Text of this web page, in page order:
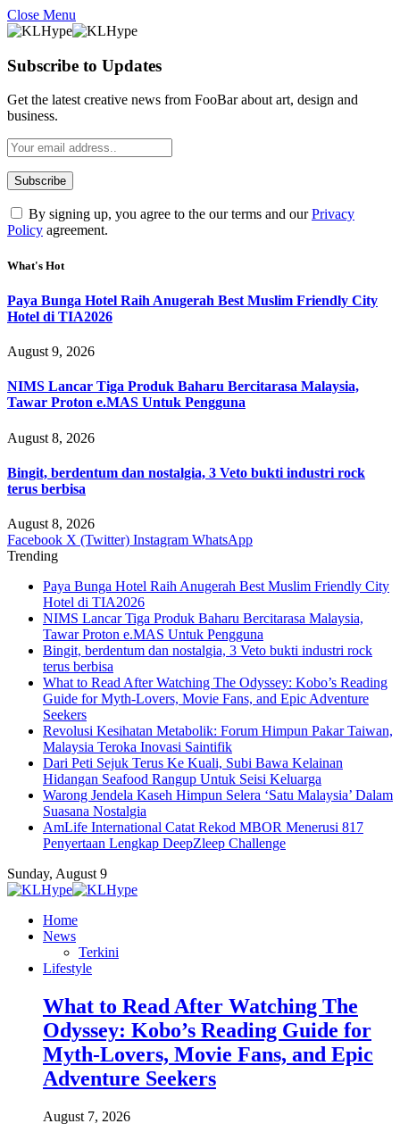
Close Menu
Subscribe to Updates
Get the latest creative news from FooBar about art, design and
business.
By signing up, you agree to the our terms and ourPrivacy
Policy agreement.
What's Hot
Paya Bunga Hotel Raih Anugerah Best Muslim Friendly City
Hotel di TIA2026
August 9, 2026
NIMS Lancar Tiga Produk Baharu Bercitarasa Malaysia,
Tawar Proton e.MAS Untuk Pengguna
August 8, 2026
Bingit, berdentum dan nostalgia, 3 Veto bukti industri rock
terus berbisa
August 8, 2026
Facebook X (Twitter) Instagram WhatsApp
Trending
Paya Bunga Hotel Raih Anugerah Best Muslim Friendly City
Hotel di TIA2026
NIMS Lancar Tiga Produk Baharu Bercitarasa Malaysia,
Tawar Proton e.MAS Untuk Pengguna
Bingit, berdentum dan nostalgia, 3 Veto bukti industri rock
terus berbisa
What to Read After Watching The Odyssey: Kobo’s Reading
Guide for Myth-Lovers, Movie Fans, and Epic Adventure
Seekers
Revolusi Kesihatan Metabolik: Forum Himpun Pakar Taiwan,
Malaysia Teroka Inovasi Saintifik
Dari Peti Sejuk Terus Ke Kuali, Subi Bawa Kelainan
Hidangan Seafood Rangup Untuk Seisi Keluarga
Warong Jendela Kaseh Himpun Selera ‘Satu Malaysia’ Dalam
Suasana Nostalgia
AmLife International Catat Rekod MBOR Menerusi 817
Penyertaan Lengkap DeepZleep Challenge
Sunday, August 9
Home
News
Terkini
Lifestyle
What to Read After Watching The
Odyssey: Kobo’s Reading Guide for
Myth-Lovers, Movie Fans, and Epic
Adventure Seekers
August 7, 2026